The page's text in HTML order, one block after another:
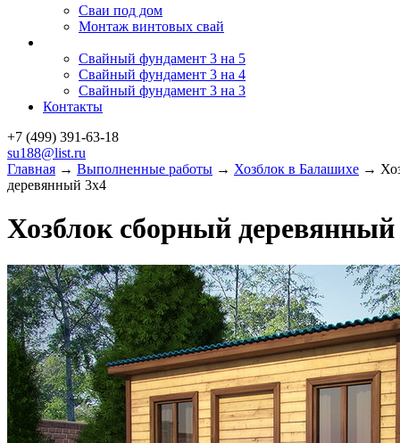
Сваи под дом
Монтаж винтовых свай
Свайный фундамент 3 на 5
Свайный фундамент 3 на 4
Свайный фундамент 3 на 3
Контакты
+7 (499) 391-63-18
su188@list.ru
Главная → Выполненные работы → Хозблок в Балашихе →
деревянный 3х4
Хозблок сборный деревянный